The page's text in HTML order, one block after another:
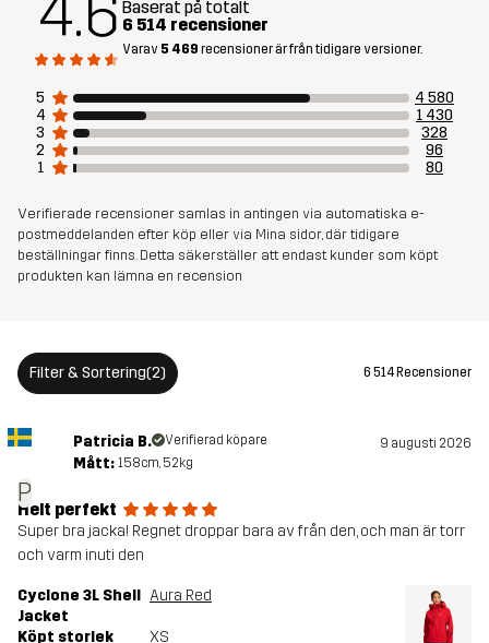
Material 85% Polyamid (Återvunnen), 15% Elastan
Material
Baksida
100% Polyester
Polyester
Membran
Vattenpelare: 20 000 mm
Vikt 765g i storlek M
Skapad för
Artikelnummer 10828_2189
Versioner Senaste versionen
4.6 Baserat på totalt
6 514 recensioner
Varav 5 469 recensioner är från tidigare versioner.
5
4 580
4
1 430
3
328
2
96
1
80
Verifierade recensioner samlas in antingen via automatiska e-
postmeddelanden efter köp eller via Mina sidor, där tidigare
beställningar finns. Detta säkerställer att endast kunder som köpt
produkten kan lämna en recension
Filter & Sortering(2) 6 514 Recensioner
P
Patricia B. Verifierad köpare 9 augusti 2026
Mått: 158cm, 52kg
Helt perfekt
Super bra jacka! Regnet droppar bara av från den, och man är torr
och varm inuti den
Cyclone 3L Shell
Jacket
Aura Red
Köpt storlek
XS